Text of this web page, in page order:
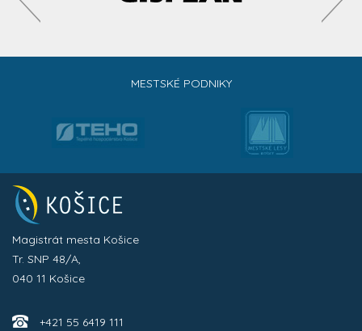
MESTSKÉ PODNIKY
Magistrát mesta Košice
Tr. SNP 48/A,
040 11 Košice
+421 55 6419 111